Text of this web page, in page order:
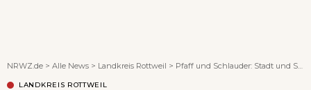
NRWZ.de > Alle News > Landkreis Rottweil > Pfaff und Schlauder: Stadt und Schikorrs führen Gespräche zu “Nutzungsoptionen”
LANDKREIS ROTTWEIL